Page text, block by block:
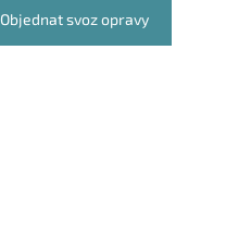
Objednat svoz opravy